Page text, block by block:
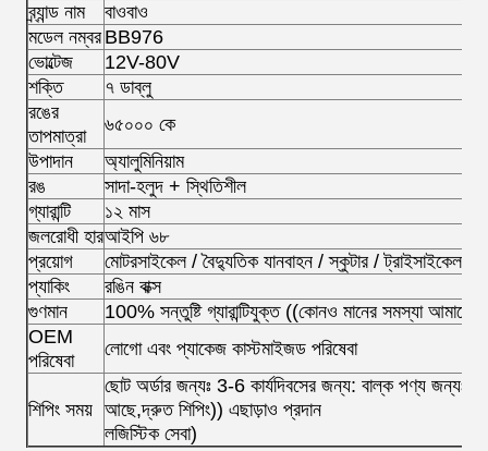
ব্র্যান্ড নাম
বাওবাও
মডেল নম্বর BB976
ভোল্টেজ
12V-80V
শক্তি
৭ ডাব্লু
রঙের
তাপমাত্রা
৬৫০০০ কে
উপাদান
অ্যালুমিনিয়াম
রঙ
সাদা-হলুদ + স্থিতিশীল
গ্যারান্টি
১২ মাস
জলরোধী হারআইপি ৬৮
প্রয়োগ
মোটরসাইকেল / বৈদ্যুতিক যানবাহন / স্কুটার /
প্যাকিং
রঙিন বাক্স
গুণমান
100% সন্তুষ্টি গ্যারান্টিযুক্ত ((কোনও মানের সমস্যা
OEM
পরিষেবা
লোগো এবং প্যাকেজ কাস্টমাইজড পরিষেবা
শিপিং সময়
ছোট অর্ডার জন্যঃ 3-6 কার্যদিবসের জন্য: বাল্ক পণ্য জন্যঃ
আছে,দ্রুত শিপিং)) এছাড়াও প্রদান
লজিস্টিক সেবা)